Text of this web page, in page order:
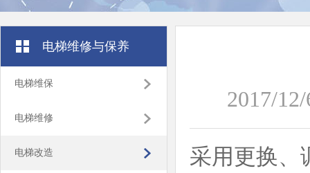
电梯维修与保养
电梯维保
电梯维修
电梯改造
2017/12/
采用更换、